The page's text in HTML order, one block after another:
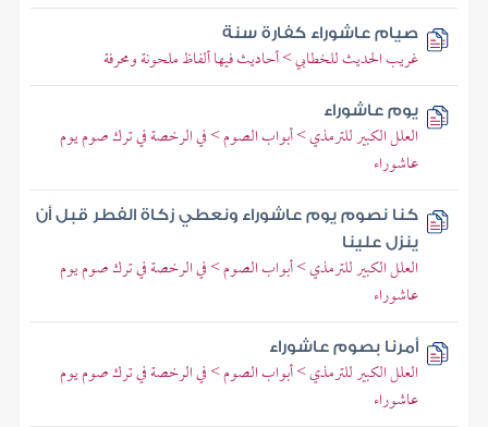
صيام عاشوراء كفارة سنة
غريب الحديث للخطابي > أحاديث فيها ألفاظ ملحونة ومحرفة
يوم عاشوراء
العلل الكبير للترمذي > أبواب الصوم > في الرخصة في ترك صوم يوم
عاشوراء
كنا نصوم يوم عاشوراء ونعطي زكاة الفطر قبل أن
ينزل علينا
العلل الكبير للترمذي > أبواب الصوم > في الرخصة في ترك صوم يوم
عاشوراء
أمرنا بصوم عاشوراء
العلل الكبير للترمذي > أبواب الصوم > في الرخصة في ترك صوم يوم
عاشوراء